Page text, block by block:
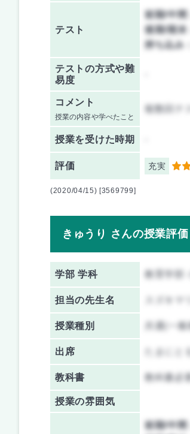
テスト
前期/中間
後期/期末
持ち込み：
テストの方式や難
易度
コメント
授業の内容や学べたこと
複数回テ
授業を受けた時期
評価 充実 3
(2020/04/15) [3569799]
きゅうり さんの授業評価
学部 学科 教育学部
担当の先生名
授業種別 共通(一般
出席
教科書 教科書必要
授業の雰囲気
前期/中間